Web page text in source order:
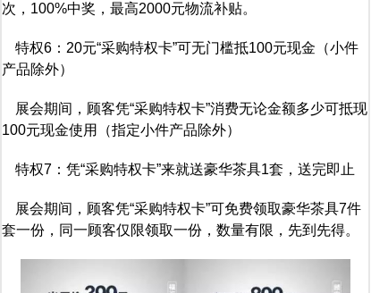
次，100%中奖，最高2000元物流补贴。
特权6：20元“采购特权卡”可无门槛抵100元现金（小件
产品除外）
展会期间，顾客凭“采购特权卡”消费无论金额多少可抵现
100元现金使用（指定小件产品除外）
特权7：凭“采购特权卡”来就送豪华茶具1套，送完即止
展会期间，顾客凭“采购特权卡”可免费领取豪华茶具7件
套一份，同一顾客仅限领取一份，数量有限，先到先得。